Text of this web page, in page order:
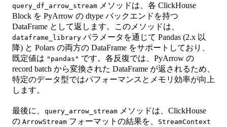
query_df_arrow_stream メソッドは、各 ClickHouse
Block を PyArrow の dtype バックエンドを持つ
DataFrame として返します。このメソッドは、
dataframe_library パラメータを通じて Pandas (2.x 以
降) と Polars の両方の DataFrame をサポートしており、
既定値は "pandas" です。各反復では、PyArrow の
record batch から変換された DataFrame が返されるため、
特定のデータ型ではパフォーマンスとメモリ効率が向上
します。
最後に、 query_arrow_stream メソッドは、ClickHouse
の ArrowStream フォーマットの結果を、 StreamContext